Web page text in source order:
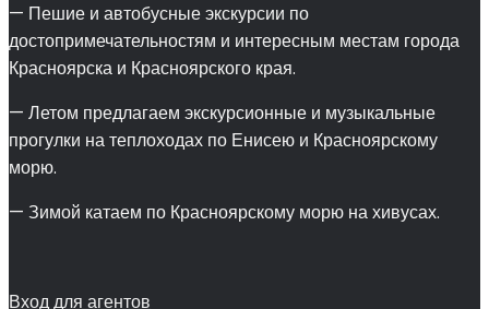
— Пешие и автобусные экскурсии по
достопримечательностям и интересным местам города
Красноярска и Красноярского края.
— Летом предлагаем экскурсионные и музыкальные
прогулки на теплоходах по Енисею и Красноярскому
морю.
— Зимой катаем по Красноярскому морю на хивусах.
Вход для агентов